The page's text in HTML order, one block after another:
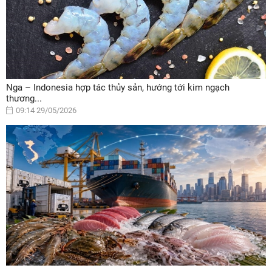
Nga – Indonesia hợp tác thủy sản, hướng tới kim ngạch
thương...
09:14 29/05/2026